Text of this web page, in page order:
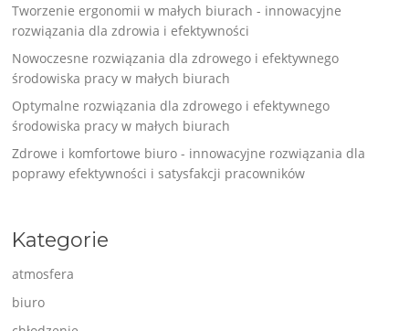
Tworzenie ergonomii w małych biurach - innowacyjne
rozwiązania dla zdrowia i efektywności
Nowoczesne rozwiązania dla zdrowego i efektywnego
środowiska pracy w małych biurach
Optymalne rozwiązania dla zdrowego i efektywnego
środowiska pracy w małych biurach
Zdrowe i komfortowe biuro - innowacyjne rozwiązania dla
poprawy efektywności i satysfakcji pracowników
Kategorie
atmosfera
biuro